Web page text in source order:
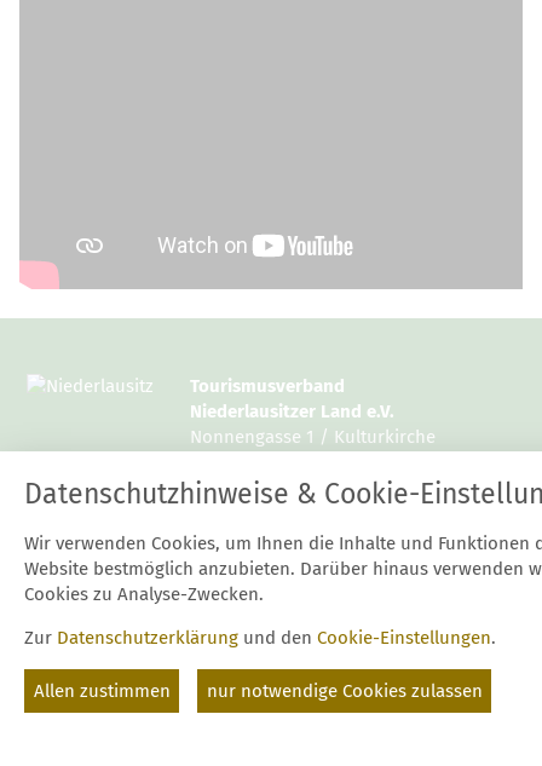
Tourismusverband
Niederlausitzer Land e.V.
Nonnengasse 1 / Kulturkirche
Fax: 03544 / 12997 20
E-Mail:mail@niederlausitz.com
Cookie-Einstellungen
Datenschutzhinweise & Cookie-
Wir verwenden Cookies, um Ihnen die Inhalte und Funktionen
Website bestmöglich anzubieten. Darüber hinaus verwenden
Cookies zu Analyse-Zwecken.
Zur Datenschutzerklärung und den Cookie-Einstellungen.
Allen zustimmen nur notwendige Cookies zulassen